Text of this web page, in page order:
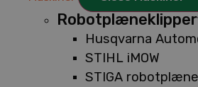
Robotplæneklipper
Husqvarna
STIHL iMOW
STIGA